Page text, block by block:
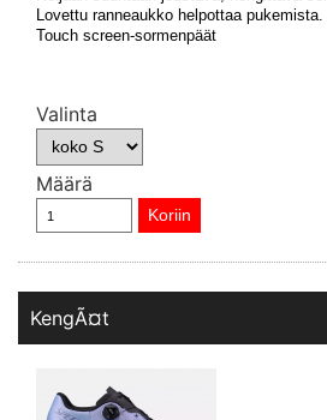
Lovettu ranneaukko helpottaa pukemista.
Touch screen-sormenpäät
Valinta
Määrä
KengÃ¤t